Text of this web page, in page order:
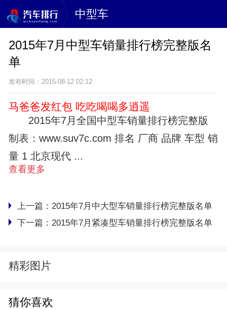
中型车
2015年7月中型车销量排行榜完整版名
单
发布时间：2015-08-12 02:12
马爸爸发红包 吃吃喝喝多逍遥
2015年7月全国中型车销量排行榜完整版
制表：www.suv7c.com 排名 厂商 品牌 车型 销
量 1 北京现代 ...
查看更多
上一篇： 2015年7月中大型车销量排行榜完整版名单
下一篇： 2015年7月紧凑型车销量排行榜完整版名单
精彩图片
猜你喜欢